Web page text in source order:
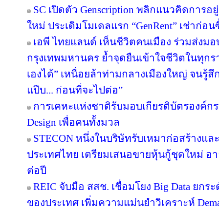
SC เปิดตัว Genscription พลิกแนวคิดการ
ใหม่ ประเดิมโมเดลแรก “GenRent” เช่าก่อ
เอพี ไทยแลนด์ เห็นชีวิตคนเมือง ร่วมส่งมอ
กรุงเทพมหานคร ย้ำจุดยืนเข้าใจชีวิตในทุกร
เองได้” เหนื่อยล้าท่ามกลางเมืองใหญ่ จนรู้
แป๊บ... ก่อนที่จะไปต่อ”
การเคหะแห่งชาติรับมอบเกียรติบัตรองค์ก
Design เพื่อคนทั้งมวล
STECON หนึ่งในบริษัทรับเหมาก่อสร้างแ
ประเทศไทย เตรียมเสนอขายหุ้นกู้ชุดใหม่ อ
ต่อปี
REIC จับมือ สสช. เชื่อมโยง Big Data ยก
ของประเทศ เพิ่มความแม่นยำวิเคราะห์